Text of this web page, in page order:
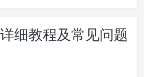
细教程及常见问题